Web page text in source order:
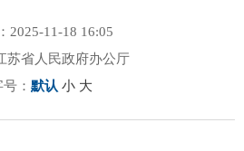
2025-11-18 16:05
苏省人民政府办公厅
： 默认 小 大